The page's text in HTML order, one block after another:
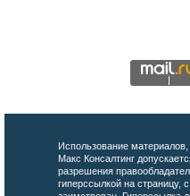
Использование
Макс Консалтинг
разрешения
гиперссылкой на страницу,